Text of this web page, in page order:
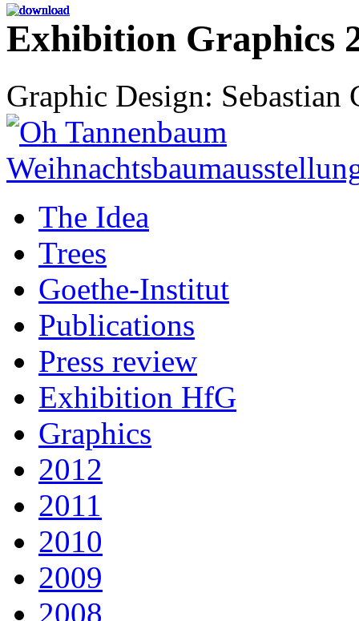
Exhibition Graphics
Graphic Design: Sebastian
The Idea
Trees
Goethe-Institut
Publications
Press review
Exhibition HfG
Graphics
2012
2011
2010
2009
2008